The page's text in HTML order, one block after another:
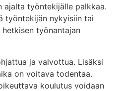
ajalta työntekijälle palkkaa.
työntekijän nykyisiin tai
työnantajan
ja valvottua. Lisäksi
on voitava todentaa.
koulutus voidaan